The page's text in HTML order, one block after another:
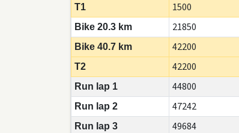
T1 1500
Bike 20.3 km 21850
Bike 40.7 km 42200
T2 42200
Run lap 1 44800
Run lap 2 47242
Run lap 3 49684